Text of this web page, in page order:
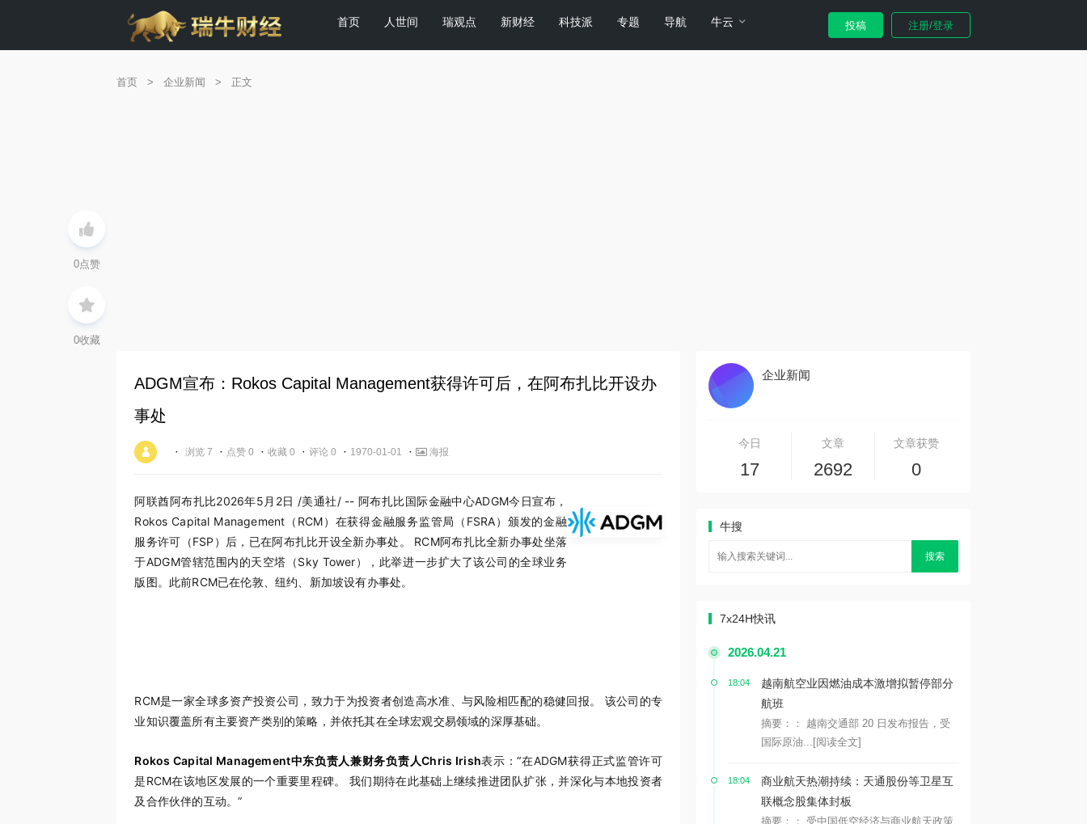
首页 人世间 瑞观点 新财经 科技派 专题 导航 牛云 投稿 注册/登录
0点赞
0收藏
首页 > 企业新闻 > 正文
ADGM宣布：Rokos Capital Management获得许可后，在阿布扎比开设办
事处
· 浏览 7 · 点赞 0 · 收藏 0 · 评论 0 · 1970-01-01 · 海报
阿联酋阿布扎比2026年5月2日 /美通社/ -- 阿布扎比国际金融中心ADGM今日宣布，
Rokos Capital Management（RCM）在获得金融服务监管局（FSRA）颁发的金融
服务许可（FSP）后，已在阿布扎比开设全新办事处。 RCM阿布扎比全新办事处坐落
于ADGM管辖范围内的天空塔（Sky Tower），此举进一步扩大了该公司的全球业务
版图。此前RCM已在伦敦、纽约、新加坡设有办事处。
RCM是一家全球多资产投资公司，致力于为投资者创造高水准、与风险相匹配的稳健回报。 该公司的专
业知识覆盖所有主要资产类别的策略，并依托其在全球宏观交易领域的深厚基础。
Rokos Capital Management中东负责人兼财务负责人Chris Irish表示：“在ADGM获得正式监管许可
是RCM在该地区发展的一个重要里程碑。 我们期待在此基础上继续推进团队扩张，并深化与本地投资者
及合作伙伴的互动。”
企业新闻
今日
17
文章
2692
文章获赞
0
牛搜
搜索
7x24H快讯
2026.04.21
18:04
越南航空业因燃油成本激增拟暂停部分
航班
摘要：： 越南交通部 20 日发布报告，受
国际原油... [阅读全文]
18:04
商业航天热潮持续：天通股份等卫星互
联概念股集体封板
摘要：： 受中国低空经济与商业航天政策